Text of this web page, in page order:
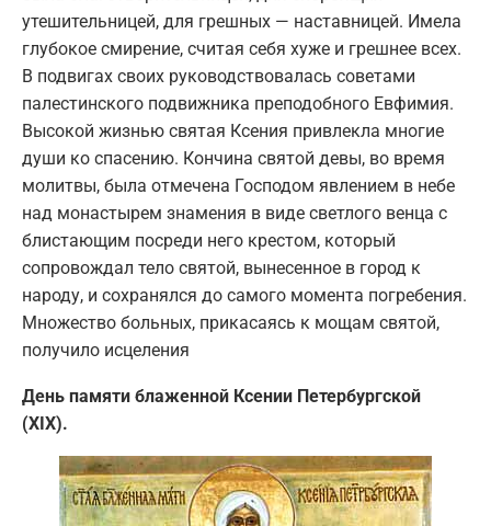
утешительницей, для грешных — наставницей. Имела
глубокое смирение, считая себя хуже и грешнее всех.
В подвигах своих руководствовалась советами
палестинского подвижника преподобного Евфимия.
Высокой жизнью святая Ксения привлекла многие
души ко спасению. Кончина святой девы, во время
молитвы, была отмечена Господом явлением в небе
над монастырем знамения в виде светлого венца с
блистающим посреди него крестом, который
сопровождал тело святой, вынесенное в город к
народу, и сохранялся до самого момента погребения.
Множество больных, прикасаясь к мощам святой,
получило исцеления
День памяти блаженной Ксении Петербургской
(XIX).